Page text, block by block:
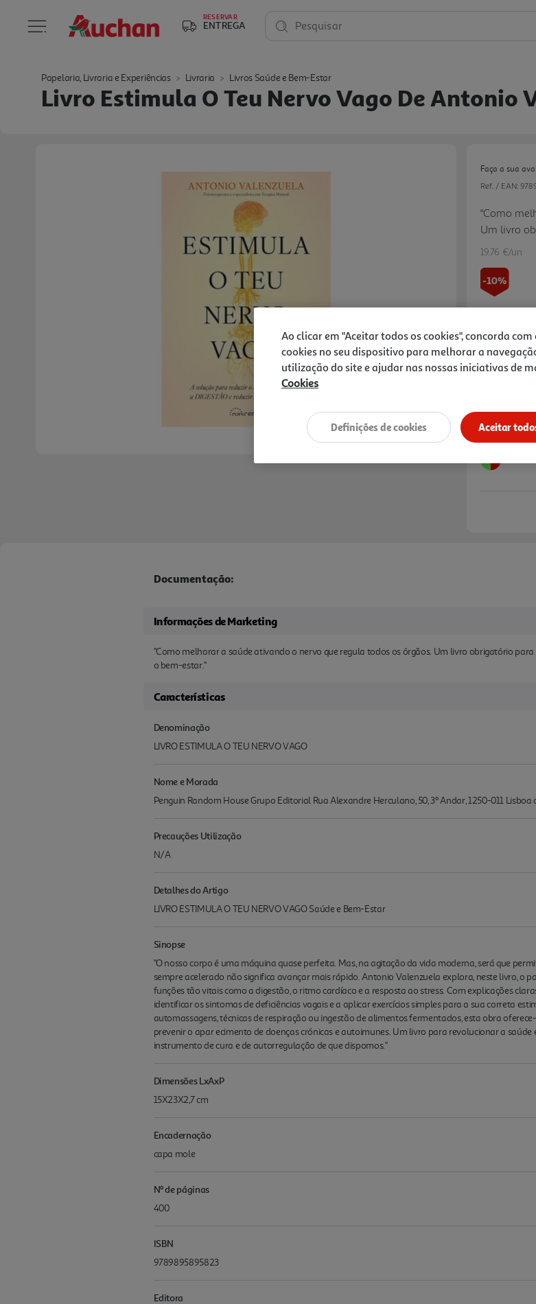
RESERVAR
ENTREGA Pesquisar
Papelaria, Livraria e Experiências Livraria Livros Saúde e Bem-Estar
Livro Estimula O Teu Nervo Vago De Antonio
Faça a sua
Ref. / EAN:
"Como
Um livro
para
19.76 €/un
-10%
19,76 €
Notas de
Documentação:
Informações de Marketing
"Como melhorar a saúde ativando o nervo que regula todos os órgãos. Um livro obrigatório
o bem-estar."
Características
Denominação
LIVRO ESTIMULA O TEU NERVO VAGO
Nome e Morada
Penguin Random House Grupo Editorial Rua Alexandre Herculano, 50, 3º Andar, 1250-011
Precauções Utilização
N/A
Detalhes do Artigo
LIVRO ESTIMULA O TEU NERVO VAGO Saúde e Bem-Estar
Sinopse
"O nosso corpo é uma máquina quase perfeita. Mas, na agitação da vida moderna, será que
sempre acelerado não significa avançar mais rápido. Antonio Valenzuela explora, neste livro, o
funções tão vitais como a digestão, o ritmo cardíaco e a resposta ao stress. Com explicações
identificar os sintomas de deficiências vagais e a aplicar exercícios simples para a sua correta
automassagens, técnicas de respiração ou ingestão de alimentos fermentados, esta obra
prevenir o apar ecimento de doenças crónicas e autoimunes. Um livro para revolucionar a
instrumento de cura e de autorregulação de que dispomos."
Dimensões LxAxP
15X23X2,7 cm
Encadernação
capa mole
Nº de páginas
400
ISBN
9789895895823
Editora
Ao clicar em "Aceitar todos os cookies", concorda
cookies no seu dispositivo para melhorar a
utilização do site e ajudar nas nossas iniciativas de
Cookies
Aceitar
Definições de cookies